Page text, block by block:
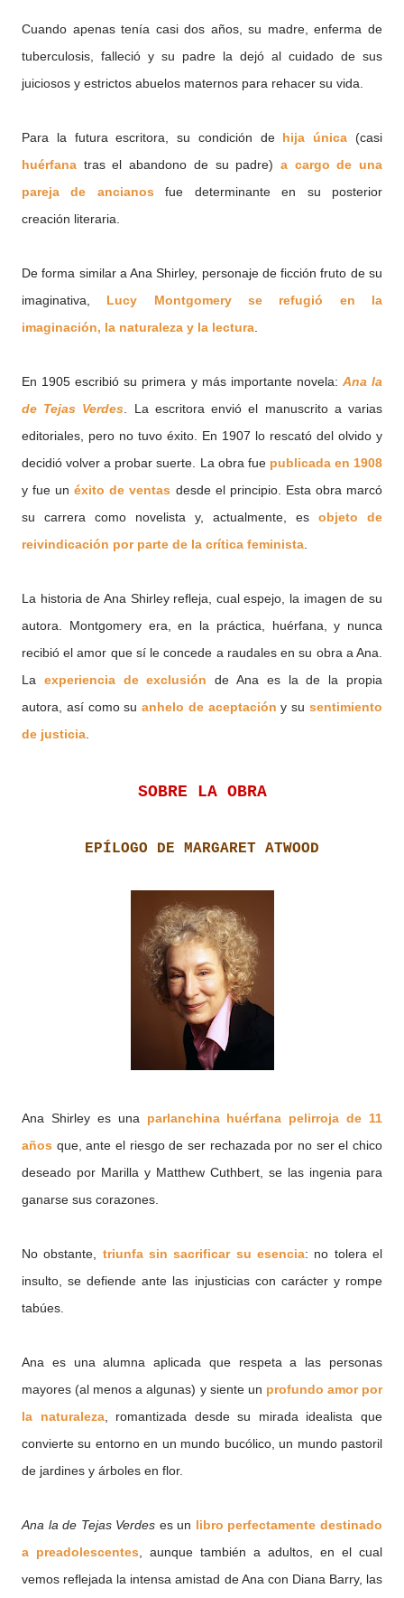
Cuando apenas tenía casi dos años, su madre, enferma de
tuberculosis, falleció y su padre la dejó al cuidado de sus
juiciosos y estrictos abuelos maternos para rehacer su vida.
Para la futura escritora, su condición de hija única (casi
huérfana tras el abandono de su padre) a cargo de una
pareja de ancianos fue determinante en su posterior
creación literaria.
De forma similar a Ana Shirley, personaje de ficción fruto de su
imaginativa, Lucy Montgomery se refugió en la
imaginación, la naturaleza y la lectura.
En 1905 escribió su primera y más importante novela: Ana la
de Tejas Verdes. La escritora envió el manuscrito a varias
editoriales, pero no tuvo éxito. En 1907 lo rescató del olvido y
decidió volver a probar suerte. La obra fue publicada en 1908
y fue unéxito de ventas desde el principio. Esta obra marcó
su carrera como novelista y, actualmente, es objeto de
reivindicación por parte de la crítica feminista.
La historia de Ana Shirley refleja, cual espejo, la imagen de su
autora. Montgomery era, en la práctica, huérfana, y nunca
recibió el amor que sí le concede a raudales en su obra a Ana.
La experiencia de exclusión de Ana es la de la propia
autora, así como suanhelo de aceptacióny su sentimiento
de justicia.
SOBRE LA OBRA
EPÍLOGO DE MARGARET ATWOOD
Ana Shirley es una parlanchina huérfana pelirroja de 11
años que, ante el riesgo de ser rechazada por no ser el chico
deseado por Marilla y Matthew Cuthbert, se las ingenia para
ganarse sus corazones.
No obstante, triunfa sin sacrificar su esencia: no tolera el
insulto, se defiende ante las injusticias con carácter y rompe
tabúes.
Ana es una alumna aplicada que respeta a las personas
mayores (al menos a algunas) y siente un profundo amor por
la naturaleza, romantizada desde su mirada idealista que
convierte su entorno en un mundo bucólico, un mundo pastoril
de jardines y árboles en flor.
Ana la de Tejas Verdes es un libro perfectamente destinado
a preadolescentes, aunque también a adultos, en el cual
vemos reflejada la intensa amistad de Ana con Diana Barry, las